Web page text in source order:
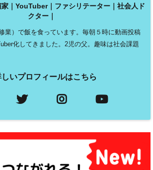
｜YouTuber｜ファシリテーター｜社会人ド
クター｜
業）で飯を食っています。毎朝５時に動画投稿
化してきました。2児の父。趣味は社会課題
しいプロフィールはこちら